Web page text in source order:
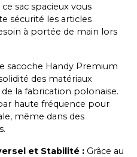
sac spacieux vous
sécurité les articles
à portée de main lors
sacoche Handy Premium
des matériaux
la fabrication polonaise.
haute fréquence pour
même dans des
et Stabilité : Grâce au